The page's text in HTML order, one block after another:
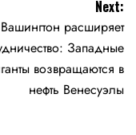
Next:
Вашингтон расширяет
Западные
возвращаются в
нефть Венесуэлы